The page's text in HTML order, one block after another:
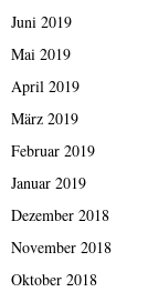
Juni 2019
Mai 2019
April 2019
März 2019
Februar 2019
Januar 2019
Dezember 2018
November 2018
Oktober 2018